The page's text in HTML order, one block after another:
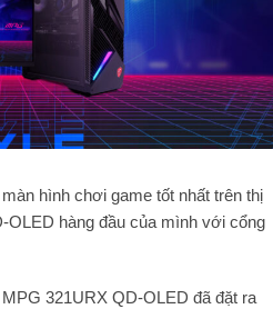
hình chơi game tốt nhất trên thị
hàng đầu của mình với cổng
321URX QD-OLED đã đặt ra